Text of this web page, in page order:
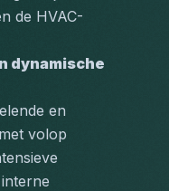
de HVAC-
dynamische
en
volop